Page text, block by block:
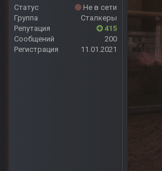
Статус
Не в сети
Группа
Сталкеры
Репутация
415
Сообщений
200
Регистрация
11.01.2021